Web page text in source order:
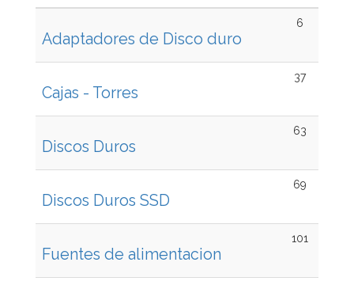
Adaptadores de Disco duro
6
Cajas - Torres
37
Discos Duros
63
Discos Duros SSD
69
Fuentes de alimentacion
101